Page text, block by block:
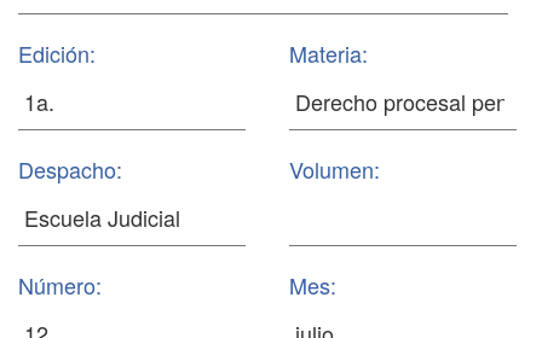
Edición: Materia:
Despacho: Volumen:
Número: Mes: